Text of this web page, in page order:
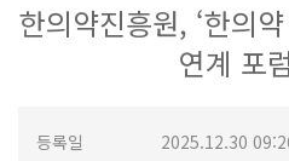
한의약진흥원, ‘한의
연계 포
등록일 2025.12.30